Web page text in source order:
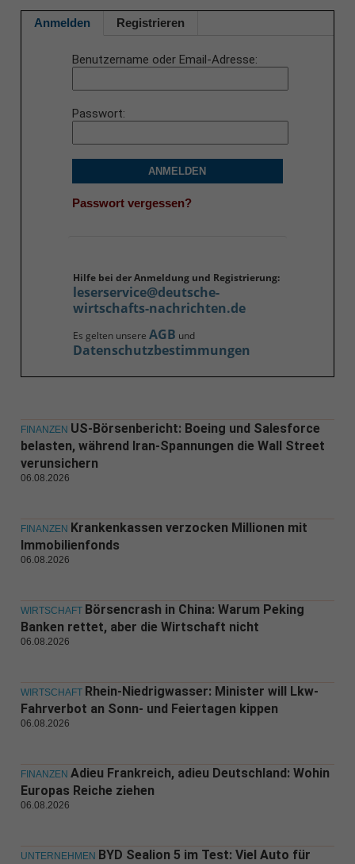
Anmelden Registrieren
Benutzername oder Email-Adresse
Passwort
ANMELDEN
Passwort vergessen?
Hilfe bei der Anmeldung und Registrierung:
leserservice@deutsche-
wirtschafts-nachrichten.de
Es gelten unsere AGB und
Datenschutzbestimmungen
FINANZEN US-Börsenbericht: Boeing und Salesforce
belasten, während Iran-Spannungen die Wall Street
verunsichern
06.08.2026
FINANZEN Krankenkassen verzocken Millionen mit
Immobilienfonds
06.08.2026
WIRTSCHAFT Börsencrash in China: Warum Peking
Banken rettet, aber die Wirtschaft nicht
06.08.2026
WIRTSCHAFT Rhein-Niedrigwasser: Minister will Lkw-
Fahrverbot an Sonn- und Feiertagen kippen
06.08.2026
FINANZEN Adieu Frankreich, adieu Deutschland: Wohin
Europas Reiche ziehen
06.08.2026
UNTERNEHMEN BYD Sealion 5 im Test: Viel Auto für